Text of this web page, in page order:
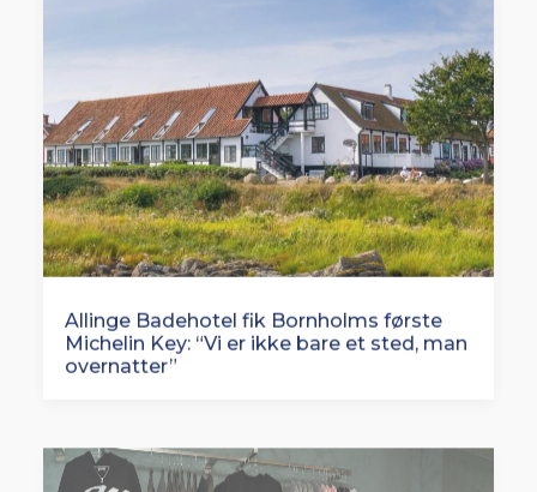
Allinge Badehotel fik Bornholms første
Michelin Key: “Vi er ikke bare et sted, man
overnatter”